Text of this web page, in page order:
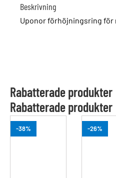
Beskrivning
Uponor förhöjningsring
Rabatterade produkter
Rabatterade produkter
-38% -26%